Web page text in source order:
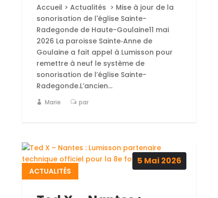
Accueil > Actualités > Mise à jour de la
sonorisation de l'église Sainte-
Radegonde de Haute-Goulaine11 mai
2026 La paroisse Sainte‑Anne de
Goulaine a fait appel à Lumisson pour
remettre à neuf le système de
sonorisation de l’église Sainte-
Radegonde.L’ancien...
Marie par
ACTUALITÉS
5 Mai 2026